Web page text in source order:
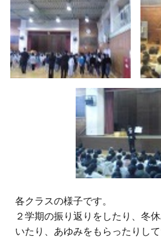
各クラスの様子です。
２学期の振り返りをしたり、冬
いたり、あゆみをもらったりして